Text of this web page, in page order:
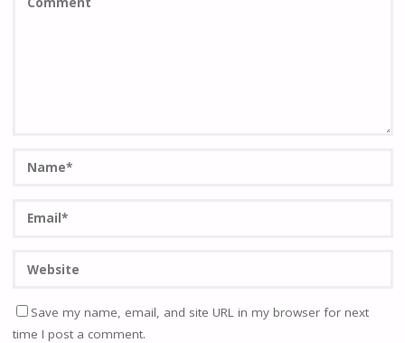
Save my name, email, and site URL in my browser for next
time I post a comment.